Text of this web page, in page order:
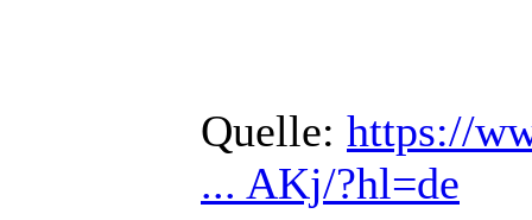
Quelle: https://
... AKj/?hl=de